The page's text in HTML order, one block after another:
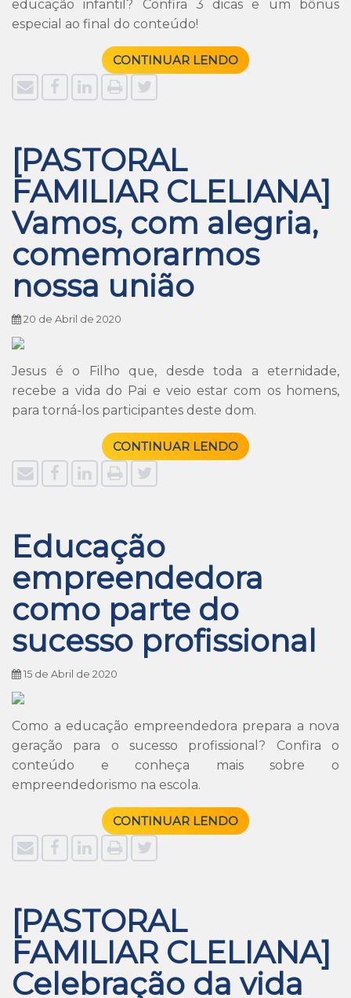
educação infantil? Confira 3 dicas e um bônus
especial ao final do conteúdo!
CONTINUAR LENDO
[PASTORAL
FAMILIAR CLELIANA]
Vamos, com alegria,
comemorarmos
nossa união
20 de Abril de 2020
Jesus é o Filho que, desde toda a eternidade,
recebe a vida do Pai e veio estar com os homens,
para torná-los participantes deste dom.
CONTINUAR LENDO
Educação
empreendedora
como parte do
sucesso profissional
15 de Abril de 2020
Como a educação empreendedora prepara a nova
geração para o sucesso profissional? Confira o
conteúdo e conheça mais sobre o
empreendedorismo na escola.
CONTINUAR LENDO
[PASTORAL
FAMILIAR CLELIANA]
Celebração da vida